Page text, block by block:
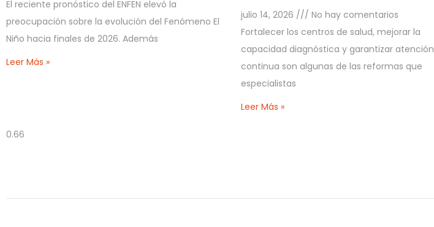
El reciente pronóstico del ENFEN elevó la
preocupación sobre la evolución del Fenómeno El
Niño hacia finales de 2026. Además
Leer Más »
julio 14, 2026
No hay comentarios
Fortalecer los centros de salud, mejorar la
capacidad diagnóstica y garantizar atención
continua son algunas de las reformas que
especialistas
Leer Más »